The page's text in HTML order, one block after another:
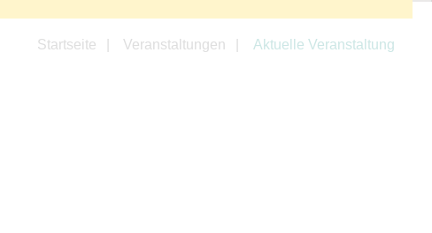
Startseite Veranstaltungen Aktuelle Veranstaltung